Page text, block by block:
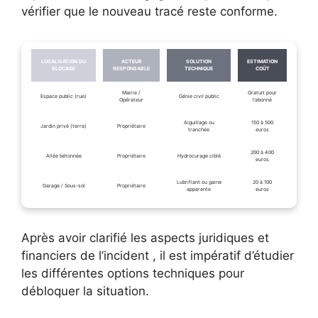
vérifier que le nouveau tracé reste conforme.
LOCALISATION DU
BLOCAGE
ACTEUR
RESPONSABLE
SOLUTION
TECHNIQUE
ESTIMATION
COÛT
Espace public (rue)
Mairie /
Opérateur
Génie civil public
Gratuit pour
l’abonné
Jardin privé (terre) Propriétaire
Aiguillage ou
tranchée
150 à 500
euros
Allée bétonnée Propriétaire Hydrocurage ciblé
200 à 400
euros
Garage / Sous-sol Propriétaire
Lubrifiant ou gaine
apparente
20 à 100
euros
Après avoir clarifié les aspects juridiques et
financiers de l’incident , il est impératif d’étudier
les différentes options techniques pour
débloquer la situation.